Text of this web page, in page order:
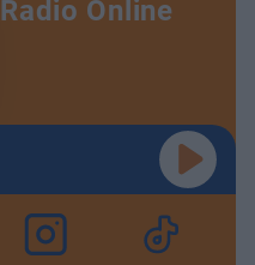
Radio Online